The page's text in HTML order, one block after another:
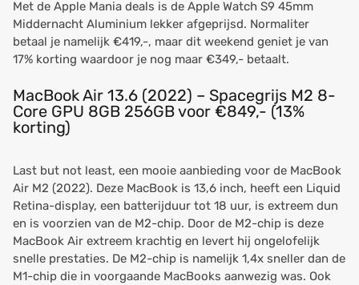
Met de Apple Mania deals is de Apple Watch S9 45mm
Middernacht Aluminium lekker afgeprijsd. Normaliter
betaal je namelijk €419,-, maar dit weekend geniet je van
17% korting waardoor je nog maar €349,- betaalt.
MacBook Air 13.6 (2022) – Spacegrijs M2 8-
Core GPU 8GB 256GB voor €849,- (13%
korting)
Last but not least, een mooie aanbieding voor de MacBook
Air M2 (2022). Deze MacBook is 13,6 inch, heeft een Liquid
Retina-display, een batterijduur tot 18 uur, is extreem dun
en is voorzien van de M2-chip. Door de M2-chip is deze
MacBook Air extreem krachtig en levert hij ongelofelijk
snelle prestaties. De M2-chip is namelijk 1,4x sneller dan de
M1-chip die in voorgaande MacBooks aanwezig was. Ook